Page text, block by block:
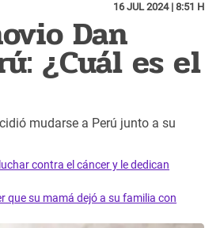
16 JUL 2024 | 8:51 H
Dan
¿Cuál es el
mudarse a Perú junto a su
contra el cáncer y le dedican
que su mamá dejó a su familia con